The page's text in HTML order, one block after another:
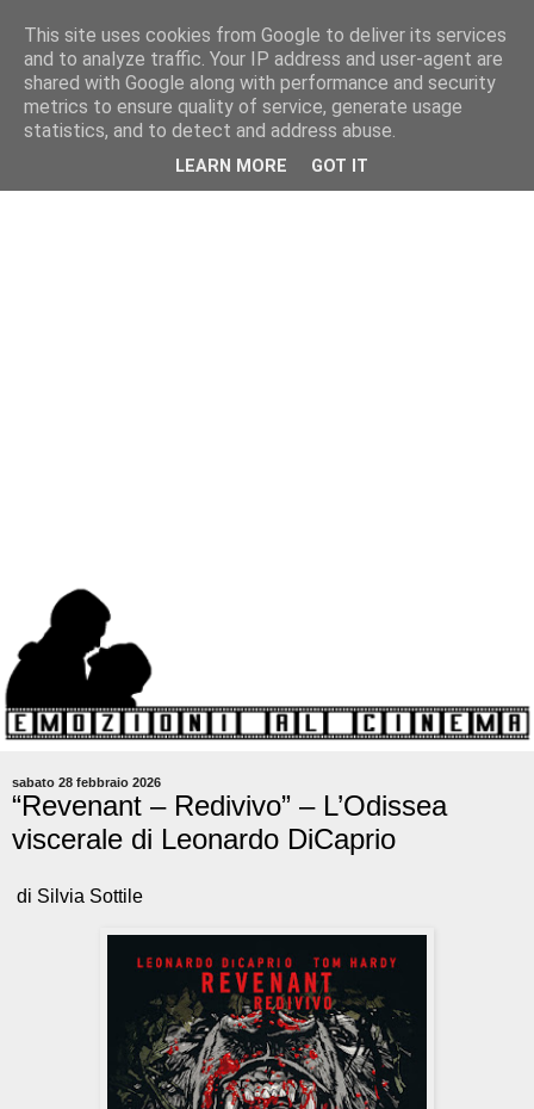
sabato 28 febbraio 2026
“Revenant – Redivivo” – L’Odissea
viscerale di Leonardo DiCaprio
di Silvia Sottile
This site uses cookies from Google to deliver its services
and to analyze traffic. Your IP address and user-agent are
shared with Google along with performance and security
metrics to ensure quality of service, generate usage
statistics, and to detect and address abuse.
LEARN MORE GOT IT